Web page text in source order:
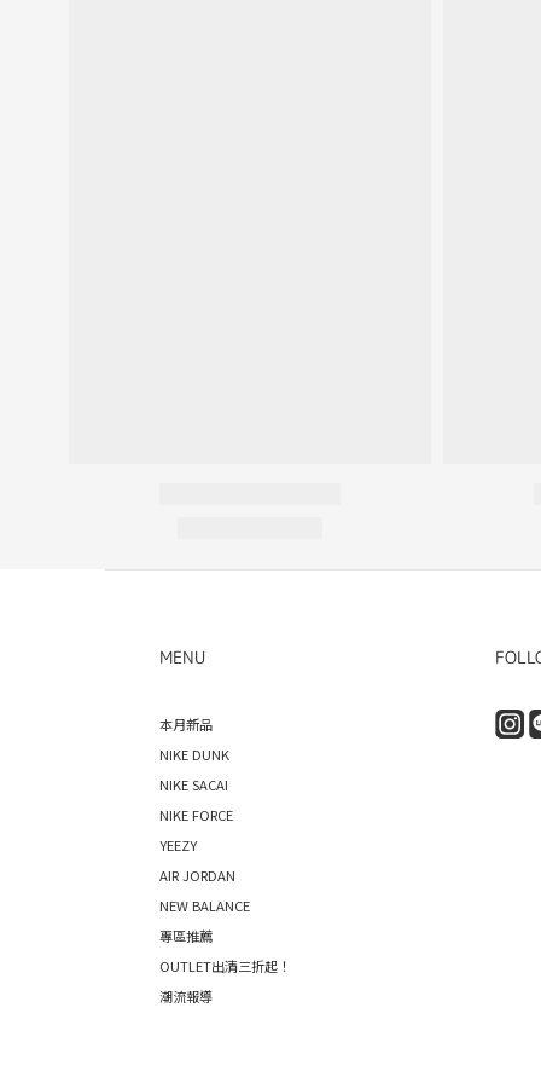
MENU
本月新品
NIKE DUNK
NIKE SACAI
NIKE FORCE
YEEZY
AIR JORDAN
NEW BALANCE
專區推薦
OUTLET出清三折起！
潮流報導